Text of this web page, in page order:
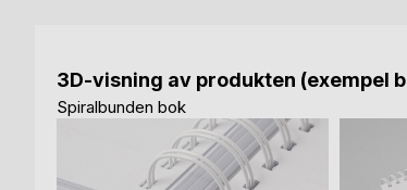
3D-visning av produkten (exempel
Spiralbunden bok